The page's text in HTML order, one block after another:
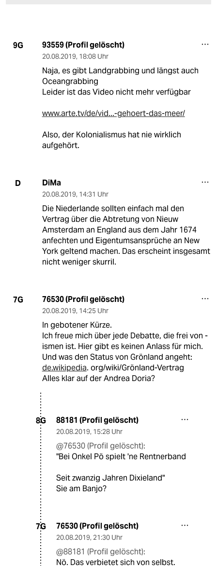
9G 93559 (Profil gelöscht)
20.08.2019, 18:08 Uhr
Naja, es gibt Landgrabbing und längst auch
Oceangrabbing
Leider ist das Video nicht mehr verfügbar
www.arte.tv/de/vid...-gehoert-das-meer/
Also, der Kolonialismus hat nie wirklich
aufgehört.
D DiMa
20.08.2019, 14:31 Uhr
Die Niederlande sollten einfach mal den
Vertrag über die Abtretung von Nieuw
Amsterdam an England aus dem Jahr 1674
anfechten und Eigentumsansprüche an New
York geltend machen. Das erscheint insgesamt
nicht weniger skurril.
7G 76530 (Profil gelöscht)
20.08.2019, 14:25 Uhr
In gebotener Kürze.
Ich freue mich über jede Debatte, die frei von -
ismen ist. Hier gibt es keinen Anlass für mich.
Und was den Status von Grönland angeht:
de.wikipedia. org/wiki/Grönland-Vertrag
Alles klar auf der Andrea Doria?
8G 88181 (Profil gelöscht)
20.08.2019, 15:28 Uhr
@76530 (Profil gelöscht):
"Bei Onkel Pö spielt 'ne Rentnerband
Seit zwanzig Jahren Dixieland"
Sie am Banjo?
7G 76530 (Profil gelöscht)
20.08.2019, 21:30 Uhr
@88181 (Profil gelöscht):
Nö. Das verbietet sich von selbst.